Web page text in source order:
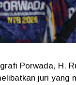
Porwada, H.
juri yang